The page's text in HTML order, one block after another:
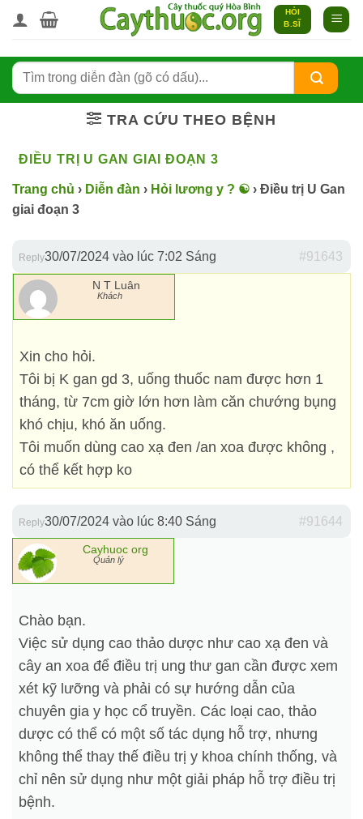
qua
dung
HỎI
B.SĨ
TRA CỨU THEO BỆNH
ĐIỀU TRỊ U GAN GIAI ĐOẠN 3
Trang chủ › Diễn đàn › Hỏi lương y ? ☯️ › Điều trị U Gan
giai đoạn 3
30/07/2024 vào lúc 7:02 Sáng #91643
Reply
N T Luân
Khách
Xin cho hỏi.
Tôi bị K gan gd 3, uống thuốc nam được hơn 1
tháng, từ 7cm giờ lớn hơn làm căn chướng bụng
khó chịu, khó ăn uống.
Tôi muốn dùng cao xạ đen /an xoa được không ,
có thể kết hợp ko
30/07/2024 vào lúc 8:40 Sáng #91644
Reply
Cayhuoc org
Quản lý
Chào bạn.
Việc sử dụng cao thảo dược như cao xạ đen và
cây an xoa để điều trị ung thư gan cần được xem
xét kỹ lưỡng và phải có sự hướng dẫn của
chuyên gia y học cổ truyền. Các loại cao, thảo
dược có thể có một số tác dụng hỗ trợ, nhưng
không thể thay thế điều trị y khoa chính thống, và
chỉ nên sử dụng như một giải pháp hỗ trợ điều trị
bệnh.